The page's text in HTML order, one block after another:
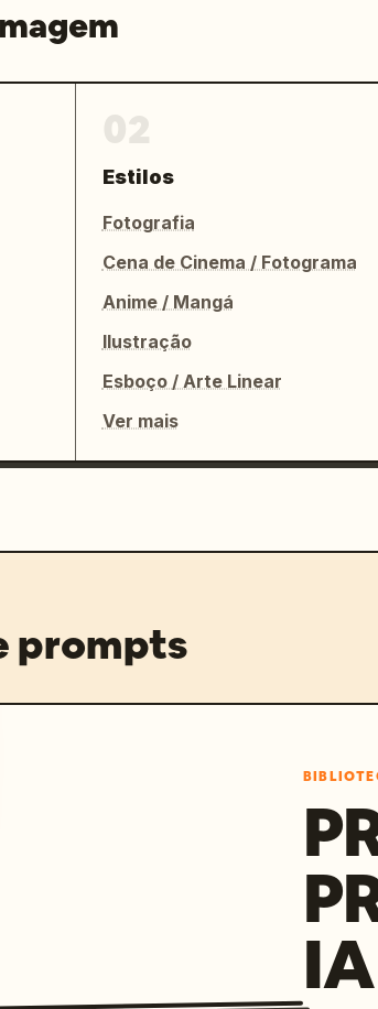
Estilos
Fotografia
Cena de Cinema / Fotograma
Anime / Mangá
Ilustração
Esboço / Arte Linear
Ver mais
prompts
IA